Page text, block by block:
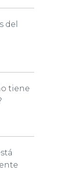
del
tiene